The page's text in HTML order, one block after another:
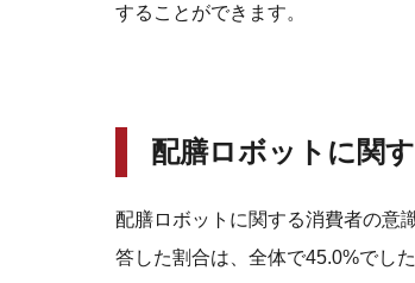
することができます。
配膳ロボットに関
配膳ロボットに関する消費者の意
答した割合は、全体で45.0%でし